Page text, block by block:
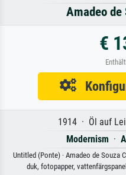
Amadeo de
€
1914 · Öl auf
Modernism ·
Untitled (Ponte) · Amadeo de
duk, fotopapper,